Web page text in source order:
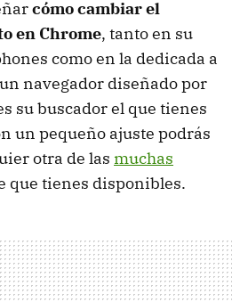
cómo cambiar el
en Chrome, tanto en su
como en la dedicada a
navegador diseñado por
su buscador el que tienes
un pequeño ajuste podrás
otra de las muchas
que tienes disponibles.